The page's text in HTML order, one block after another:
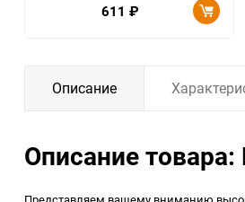
611 ₽
Описание
Описание